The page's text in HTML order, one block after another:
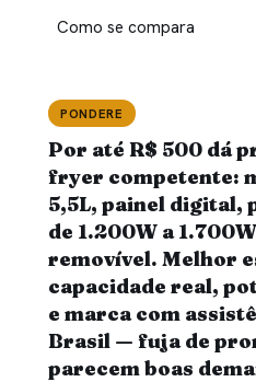
PONDERE
Por até R$ 500 dá
fryer competente:
5,5L, painel digital,
de 1.200W a
removível. Melhor
capacidade real,
e marca com
Brasil — fuja de
parecem boas
Como se compara